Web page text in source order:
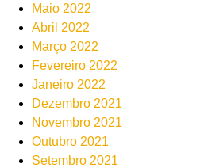
Maio 2022
Abril 2022
Março 2022
Fevereiro 2022
Janeiro 2022
Dezembro 2021
Novembro 2021
Outubro 2021
Setembro 2021